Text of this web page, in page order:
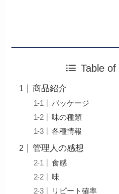
Table
商品紹介
パッケージ
味の種類
各種情報
管理人の感想
食感
味
リピート確率